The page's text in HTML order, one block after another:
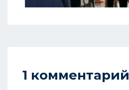
1 комментарий